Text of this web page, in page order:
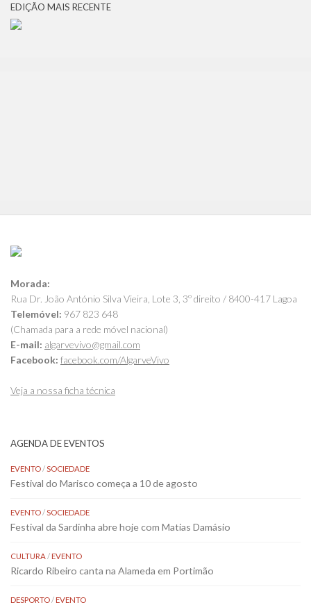
EDIÇÃO MAIS RECENTE
Morada:
Rua Dr. João António Silva Vieira, Lote 3, 3º direito / 8400-417 Lagoa
Telemóvel: 967 823 648
(Chamada para a rede móvel nacional)
E-mail: algarvevivo@gmail.com
Facebook: facebook.com/AlgarveVivo
Veja a nossa ficha técnica
AGENDA DE EVENTOS
EVENTO/SOCIEDADE
Festival do Marisco começa a 10 de agosto
EVENTO/SOCIEDADE
Festival da Sardinha abre hoje com Matias Damásio
CULTURA/EVENTO
Ricardo Ribeiro canta na Alameda em Portimão
DESPORTO/EVENTO